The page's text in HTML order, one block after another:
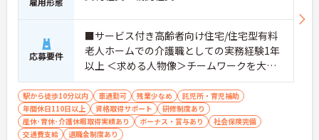
【キャリアパス制度により管理職へキャリアアップ
できます】
・偏った評価を防ぐ三者評価を取り入れたキャリア
パス制度を導入しています。実績が正当に評価され
るため高いモチベーションを維持しながら就業でき
・介護スタッフからリーダーや施設長候補へと段階
的に進める環境です。将来設計を描きながら専門性
を高められます。
【100事業所以上を展開する安定基盤のもと、長期
応募要件
■サービス付き高齢者向け住宅/住宅型有料
老人ホームでの介護職としての実務経験1年
以上 ＜求める人物像＞チームワークを大切
にできる方、向上心のある方、何にでも積
極的に取り組める方、明るい対応が得意な
方
駅から徒歩10分以内 車通勤可 残業少なめ
託児所・育児補助
年間休日110日以上
資格取得サポート
研修制度あり
産休･育休･介護休暇取得実績あり
ボーナス・賞与あり
社会保険完備
交通費支給
退職金制度あり